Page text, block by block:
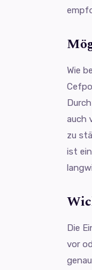
Wie
auch
zu
ist
Die
vor